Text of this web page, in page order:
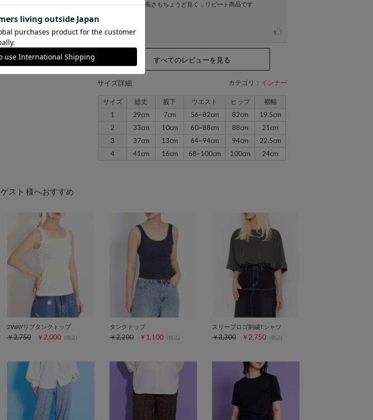
ゆとりがあり，長さもちょうど良く，リピート商品です
すべてのレビューを見る
サイズ詳細 カテゴリ： インナー
サイズ 総丈 股下 ウエスト ヒップ
裾幅
1
29cm 7cm 56~82cm 82cm
19.5cm
2
33cm 10cm 60~88cm 88cm
21cm
3
37cm 13cm 64~94cm 94cm
22.5cm
4
41cm 16cm 68~100cm 100cm 24cm
ゲスト 様へおすすめ
2WAYリブタンクトップ
￥2,750 ￥2,000 (税込)
タンクトップ
￥2,200 ￥1,100 (税込)
スリーブロゴ刺繍Tシャツ
￥3,300 ￥2,750 (税込)